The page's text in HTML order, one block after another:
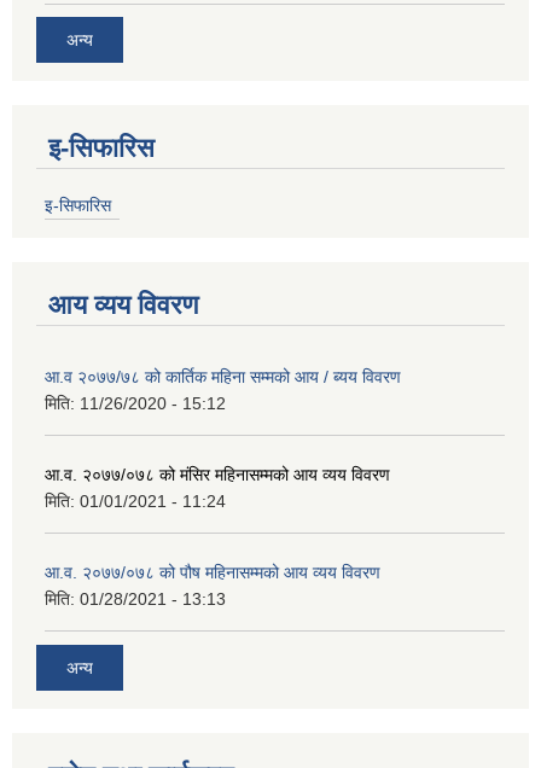
अन्य
इ-सिफारिस
इ-सिफारिस
आय व्यय विवरण
आ.व २०७७/७८ को कार्तिक महिना सम्मको आय / ब्यय विवरण
मिति: 11/26/2020 - 15:12
आ.व. २०७७/०७८ को मंसिर महिनासम्मको आय व्यय विवरण
मिति: 01/01/2021 - 11:24
आ.व. २०७७/०७८ को पौष महिनासम्मको आय व्यय विवरण
मिति: 01/28/2021 - 13:13
अन्य